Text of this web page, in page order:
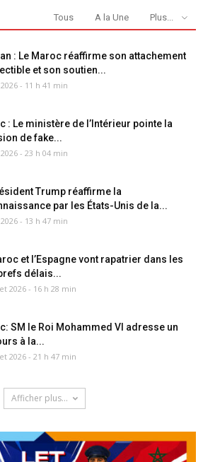
Tous A la Une Plus...
: Le Maroc réaffirme son attachement
et son soutien...
- 11 h 41 min
: Le ministère de l’Intérieur pointe la
de fake...
- 23 h 04 min
Trump réaffirme la
par les États-Unis de la...
- 13 h 47 min
et l’Espagne vont rapatrier dans les
délais...
2026 - 16 h 28 min
SM le Roi Mohammed VI adresse un
à la...
2026 - 21 h 47 min
Afficher plus...